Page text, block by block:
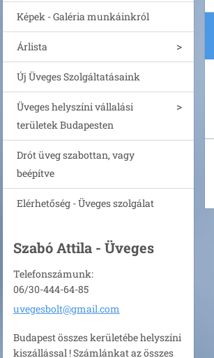
Képek - Galéria munkáinkról
Árlista
Új Üveges Szolgáltatásaink
Üveges helyszíni vállalási
területek Budapesten
Drót üveg szabottan, vagy
beépítve
Elérhetőség - Üveges szolgálat
Szabó Attila - Üveges
Telefonszámunk:
06/30-444-64-85
uvegesbolt@gmail.com
Budapest összes kerületébe helyszíni
kiszállással ! Számlánkat az összes